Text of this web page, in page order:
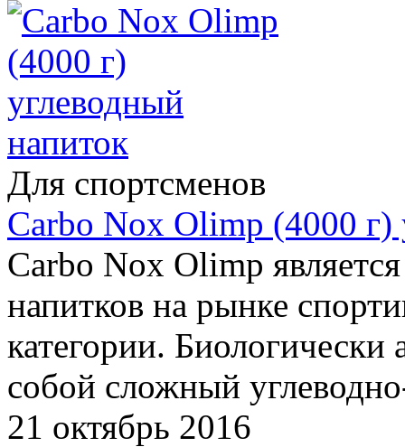
Для спортсменов
Carbo Nox Olimp (4000 г)
Carbo Nox Olimp
напитков на рынке
категории. Биологически
собой сложный
21 октябрь 2016